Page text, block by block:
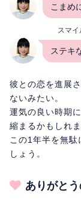
こまめ
スマ
ステキ
彼との恋を進展
ないみたい。
運気の良い時期
縮まるかもしれま
この1年半を無駄
しょう。
ありがと